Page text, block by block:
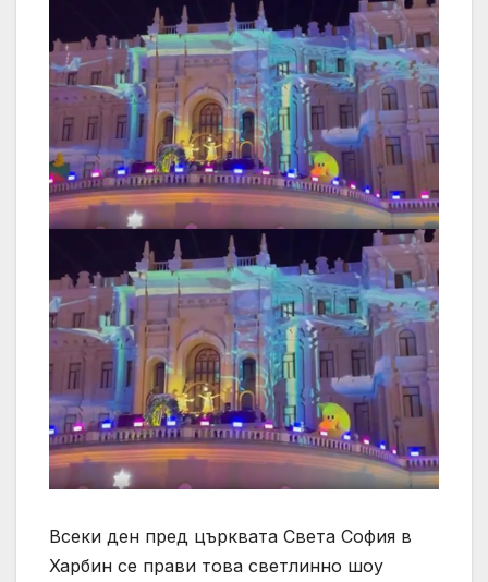
Всеки ден пред църквата Света София в
Харбин се прави това светлинно шоу